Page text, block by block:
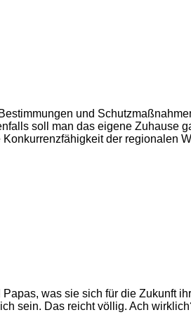
und
soll man das eigene Zuhause
der regionalen
was sie sich für die Zukunft
sein. Das reicht völlig. Ach